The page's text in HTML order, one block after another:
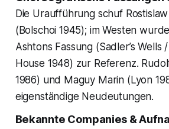
Die Uraufführung schuf
(Bolschoi 1945); im Westen
Ashtons Fassung (Sadler’s Wells
House 1948) zur Referenz.
1986) und Maguy Marin (Lyon
eigenständige Neudeutungen.
Bekannte Companies &